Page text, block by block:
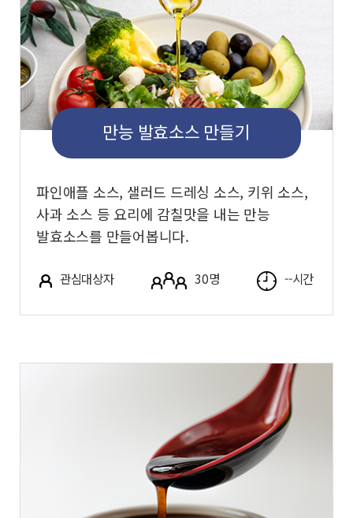
만능 발효소스 만들기
파인애플 소스, 샐러드 드레싱 소스, 키위 소스,
사과 소스 등 요리에 감칠맛을 내는 만능
발효소스를 만들어봅니다.
관심대상자 30명 --시간